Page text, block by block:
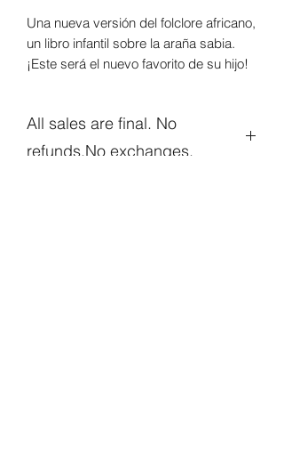
Una nueva versión del folclore africano,
un libro infantil sobre la araña sabia.
¡Este será el nuevo favorito de su hijo!
All sales are final. No
refunds.No exchanges.